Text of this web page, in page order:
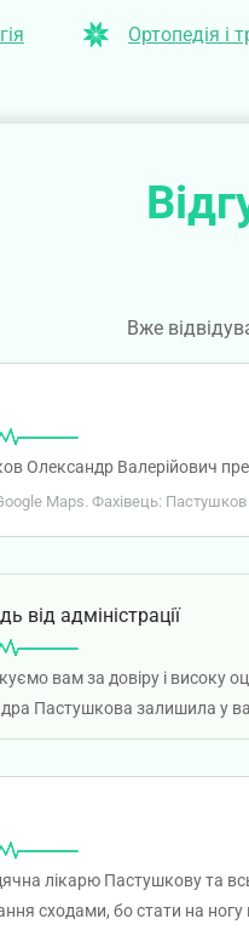
Ортопедія і
Вже
Олександр Валерійович
Maps. Фахівець:
від адміністрації
вам за довіру і високу
Пастушкова залишила у
лікарю Пастушкову та
сходами, бо стати на